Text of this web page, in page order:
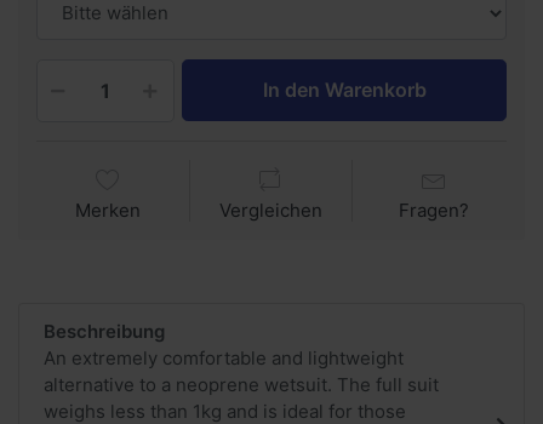
In den Warenkorb
Merken Vergleichen Fragen?
Beschreibung
An extremely comfortable and lightweight
alternative to a neoprene wetsuit. The full suit
weighs less than 1kg and is ideal for those